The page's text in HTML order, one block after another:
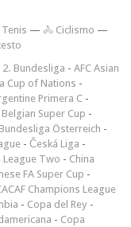
Tenis — 🚴 Ciclismo —
2. Bundesliga - AFC Asian
Cup of Nations -
Primera C -
Belgian Super Cup -
Bundesliga Österreich -
- Česká Liga -
League Two - China
FA Super Cup -
Champions League
- Copa del Rey -
- Copa